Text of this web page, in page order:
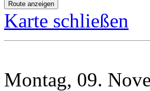
Karte schließen
Montag, 09.